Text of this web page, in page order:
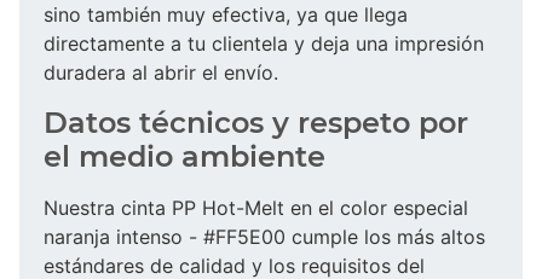
sino también muy efectiva, ya que llega
directamente a tu clientela y deja una impresión
duradera al abrir el envío.
Datos técnicos y respeto por
el medio ambiente
Nuestra cinta PP Hot-Melt en el color especial
naranja intenso - #FF5E00 cumple los más altos
estándares de calidad y los requisitos del